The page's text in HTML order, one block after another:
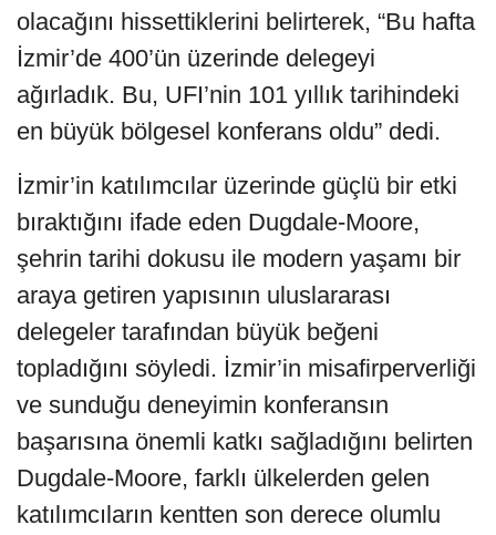
olacağını hissettiklerini belirterek, “Bu hafta
İzmir’de 400’ün üzerinde delegeyi
ağırladık. Bu, UFI’nin 101 yıllık tarihindeki
en büyük bölgesel konferans oldu” dedi.
İzmir’in katılımcılar üzerinde güçlü bir etki
bıraktığını ifade eden Dugdale-Moore,
şehrin tarihi dokusu ile modern yaşamı bir
araya getiren yapısının uluslararası
delegeler tarafından büyük beğeni
topladığını söyledi. İzmir’in misafirperverliği
ve sunduğu deneyimin konferansın
başarısına önemli katkı sağladığını belirten
Dugdale-Moore, farklı ülkelerden gelen
katılımcıların kentten son derece olumlu